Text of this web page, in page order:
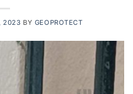
2023 BY GEOPROTECT